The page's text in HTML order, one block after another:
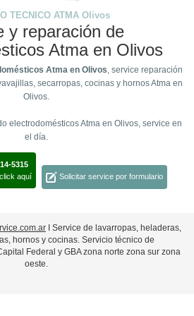
TECNICO ATMA Olivos
y reparación de
Atma en Olivos
Atma en Olivos, service reparación
secarropas, cocinas y hornos Atma en
Olivos.
electrodomésticos Atma en Olivos, service en
el día.
5315
aquí
Solicitar service por formulario
Ι Service de lavarropas, heladeras,
hornos y cocinas. Servicio técnico de
Federal y GBA zona norte zona sur zona
oeste.